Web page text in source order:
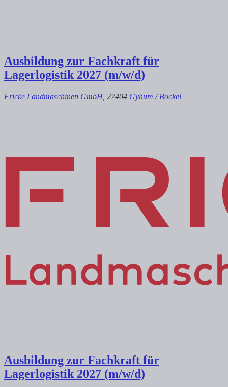
Ausbildung zur Fachkraft für
Lagerlogistik 2027 (m/w/d)
Fricke Landmaschinen GmbH , 27404 Gyhum / Bockel
Ausbildung zur Fachkraft für
Lagerlogistik 2027 (m/w/d)